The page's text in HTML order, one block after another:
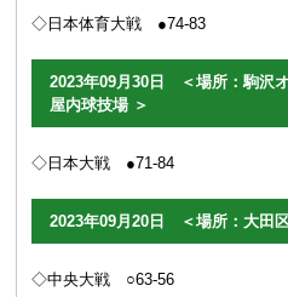
◇日本体育大戦 ●74-83
2023年09月30日 ＜場所：駒沢
屋内球技場 ＞
◇日本大戦 ●71-84
2023年09月20日 ＜場所：大田
◇中央大戦 ○63-56